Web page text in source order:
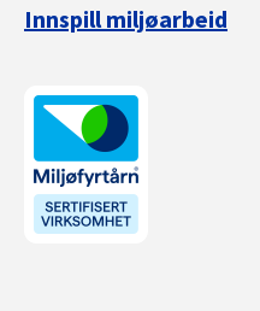
Innspill miljøarbeid